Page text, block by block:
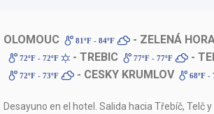
OLOMOUC 81ºF - 84ºF - ZELENÁ
72ºF - 72ºF - TREBIC 77ºF - 77ºF -
72ºF - 73ºF - CESKY KRUMLOV 68ºF -
Desayuno en el hotel. Salida hacia Třebíč, Telč y